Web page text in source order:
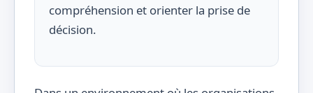
compréhension et orienter la prise de
décision.